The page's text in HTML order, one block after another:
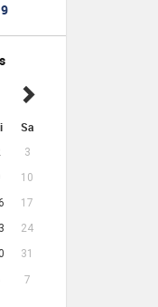
Sa
3
10
17
24
31
7